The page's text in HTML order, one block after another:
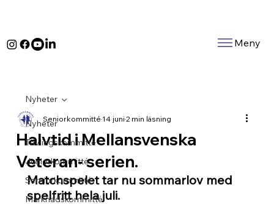
Meny
Nyheter
Tävlingskommitté
Juniorkommitté
Serniorkommitté
Marknadskommitté
Nyheter
Halvtid i Mellansvenska
Veteran- serien.
Seniorkommitté14 juni2 min läsning
Matchspelet tar nu sommarlov med
spelfritt hela juli.